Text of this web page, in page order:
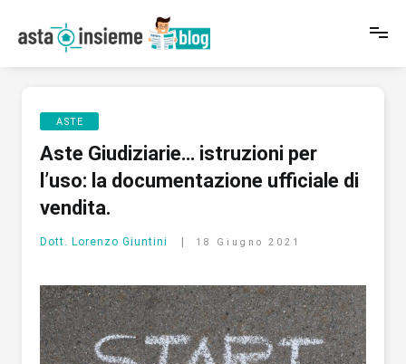
contenuto
Blog AstaInsieme
News e in-formazioni sul mondo delle Aste e del Real Estate
ASTE
Aste Giudiziarie… istruzioni per
l’uso: la documentazione ufficiale di
vendita.
Dott. Lorenzo Giuntini 18 Giugno 2021